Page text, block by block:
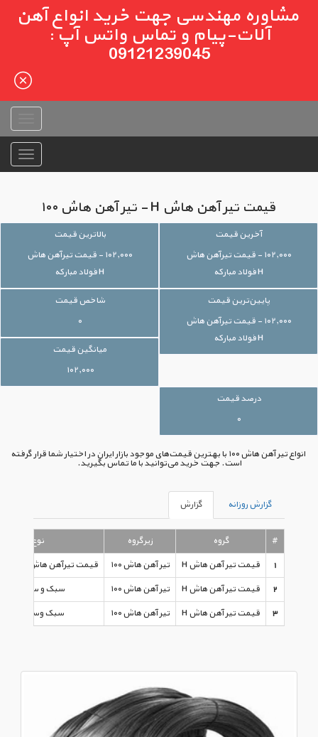
مشاوره مهندسی جهت خرید انواع آهن
آلات-پیام و تماس واتس آپ :
09121239045
قیمت تیر آهن هاش H - تیر آهن هاش ۱۰۰
آخرین قیمت
۱۰۲,۰۰۰ - قیمت تیرآهن هاش
H فولاد مبارکه
بالاترین قیمت
۱۰۲,۰۰۰ - قیمت تیرآهن هاش
H فولاد مبارکه
پایین‌ترین قیمت
۱۰۲,۰۰۰ - قیمت تیرآهن هاش
H فولاد مبارکه
شاخص قیمت
۰
میانگین قیمت
۱۰۲,۰۰۰
درصد قیمت
۰
انواع تیر آهن هاش ۱۰۰ با بهترین قیمت‌های موجود بازار ایران در اختیار شما قرار گرفته
است. جهت خرید می‌توانید با ما تماس بگیرید.
گزارش روزانه گزارش
# گروه زیرگروه
نوع
1
قیمت تیر آهن هاش H تیر آهن هاش ۱۰۰
قیمت تیرآهن هاش H فولاد مبارکه
2
قیمت تیر آهن هاش H تیر آهن هاش ۱۰۰
سبک و سنگین
3
قیمت تیر آهن هاش H تیر آهن هاش ۱۰۰ سبک وسنگین